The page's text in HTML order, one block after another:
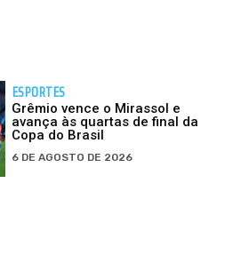
ESPORTES
Grêmio vence o Mirassol e
avança às quartas de final da
Copa do Brasil
6 DE AGOSTO DE 2026